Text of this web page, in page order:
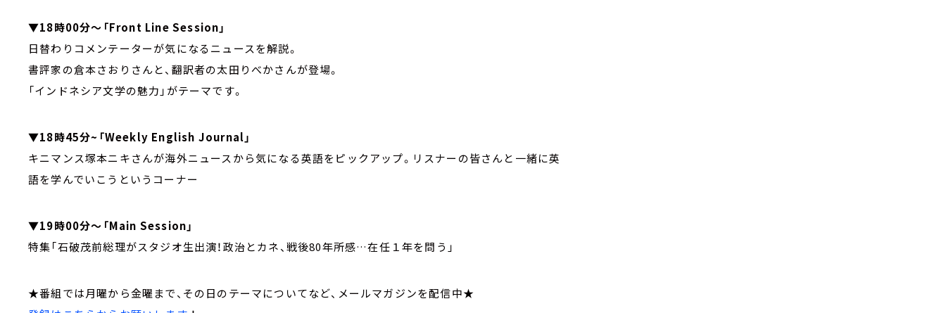
▼18時00分～「Front Line Session」
日替わりコメンテーターが気になるニュースを解説。
書評家の倉本さおりさんと、翻訳者の太田りべかさんが登場。
「インドネシア文学の魅力」がテーマです。
▼18時45分~「Weekly English Journal」
キニマンス塚本ニキさんが海外ニュースから気になる英語をピックアップ。リスナーの皆さんと一緒に英
語を学んでいこうというコーナー
▼19時00分～「Main Session」
特集「石破茂前総理がスタジオ生出演！政治とカネ、戦後80年所感…在任１年を問う」
★番組では月曜から金曜まで、その日のテーマについてなど、メールマガジンを配信中★